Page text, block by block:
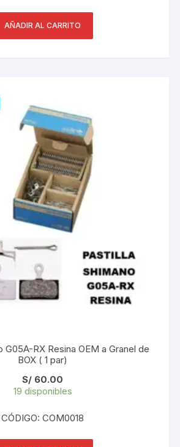
AÑADIR AL CARRITO
G05A-RX Resina OEM a Granel de
BOX ( 1 par)
S/ 60.00
19 disponibles
CÓDIGO: COM0018